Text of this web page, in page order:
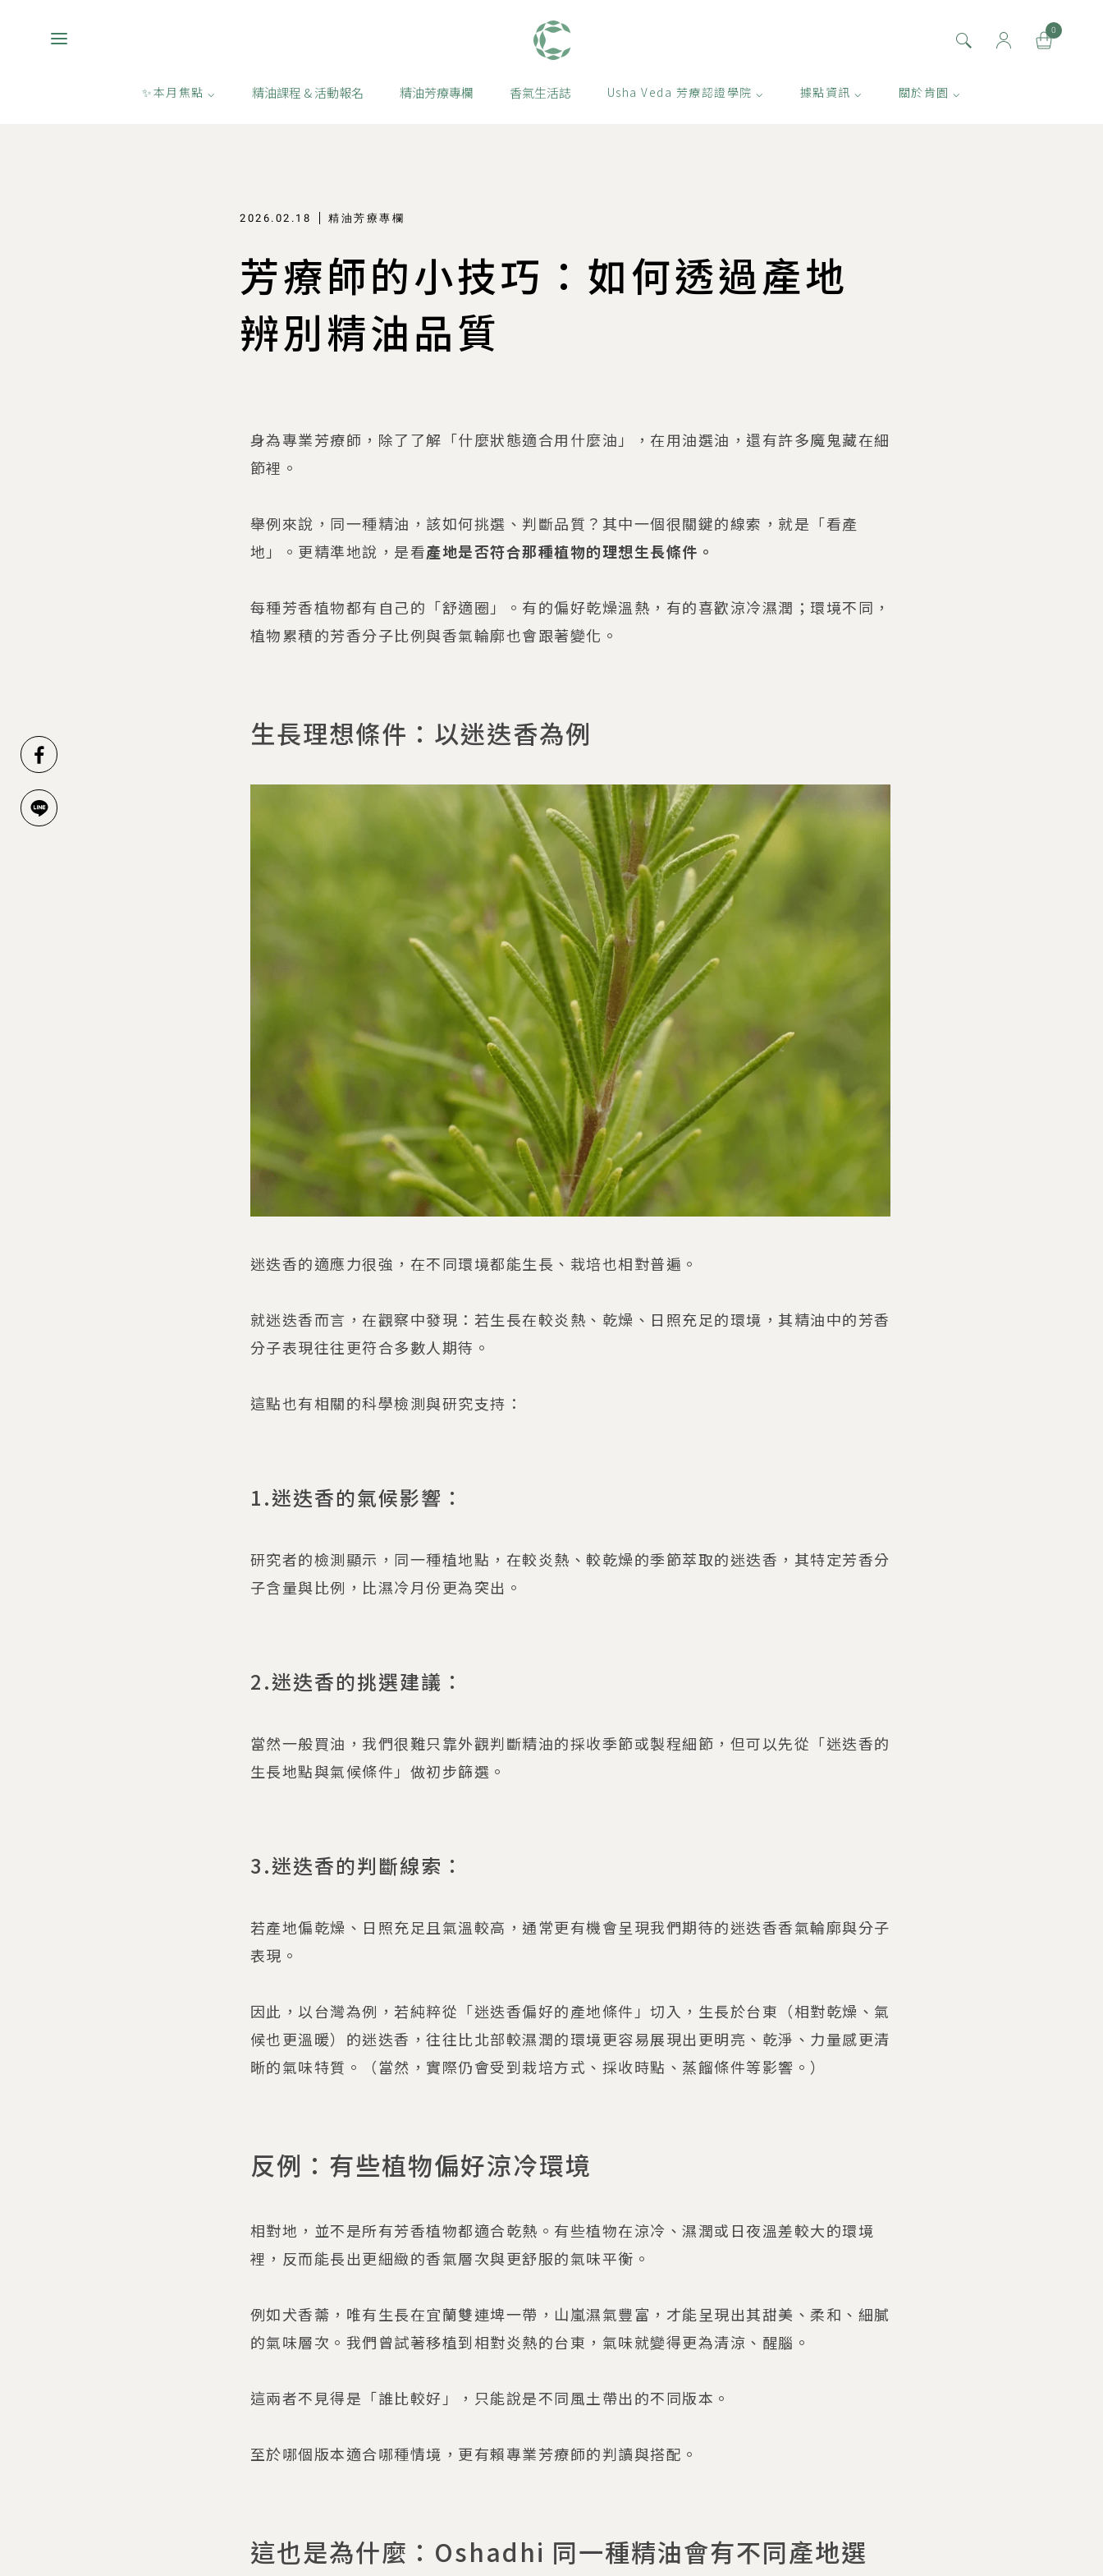
肯園 Canjune 0
✨本月焦點 ⌵ 精油課程 & 活動報名 精油芳療專欄 香氣生活誌 Usha Veda 芳療認證學院 ⌵ 據點資訊 ⌵ 關於肯園 ⌵
2026.02.18 精油芳療專欄
芳療師的小技巧：如何透過產地
辨別精油品質
身為專業芳療師，除了了解「什麼狀態適合用什麼油」，在用油選油，還有許多魔鬼藏在細
節裡。
舉例來說，同一種精油，該如何挑選、判斷品質？其中一個很關鍵的線索，就是「看產
地」。更精準地說，是看產地是否符合那種植物的理想生長條件。
每種芳香植物都有自己的「舒適圈」。有的偏好乾燥溫熱，有的喜歡涼冷濕潤；環境不同，
植物累積的芳香分子比例與香氣輪廓也會跟著變化。
生長理想條件：以迷迭香為例
迷迭香的適應力很強，在不同環境都能生長、栽培也相對普遍。
就迷迭香而言，在觀察中發現：若生長在較炎熱、乾燥、日照充足的環境，其精油中的芳香
分子表現往往更符合多數人期待。
這點也有相關的科學檢測與研究支持：
1.迷迭香的氣候影響：
研究者的檢測顯示，同一種植地點，在較炎熱、較乾燥的季節萃取的迷迭香，其特定芳香分
子含量與比例，比濕冷月份更為突出。
2.迷迭香的挑選建議：
當然一般買油，我們很難只靠外觀判斷精油的採收季節或製程細節，但可以先從「迷迭香的
生長地點與氣候條件」做初步篩選。
3.迷迭香的判斷線索：
若產地偏乾燥、日照充足且氣溫較高，通常更有機會呈現我們期待的迷迭香香氣輪廓與分子
表現。
因此，以台灣為例，若純粹從「迷迭香偏好的產地條件」切入，生長於台東（相對乾燥、氣
候也更溫暖）的迷迭香，往往比北部較濕潤的環境更容易展現出更明亮、乾淨、力量感更清
晰的氣味特質。（當然，實際仍會受到栽培方式、採收時點、蒸餾條件等影響。）
反例：有些植物偏好涼冷環境
相對地，並不是所有芳香植物都適合乾熱。有些植物在涼冷、濕潤或日夜溫差較大的環境
裡，反而能長出更細緻的香氣層次與更舒服的氣味平衡。
例如犬香薷，唯有生長在宜蘭雙連埤一帶，山嵐濕氣豐富，才能呈現出其甜美、柔和、細膩
的氣味層次。我們曾試著移植到相對炎熱的台東，氣味就變得更為清涼、醒腦。
這兩者不見得是「誰比較好」，只能說是不同風土帶出的不同版本。
至於哪個版本適合哪種情境，更有賴專業芳療師的判讀與搭配。
這也是為什麼：Oshadhi 同一種精油會有不同產地選